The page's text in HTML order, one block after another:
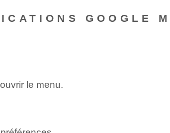
GOOGLE
le menu.